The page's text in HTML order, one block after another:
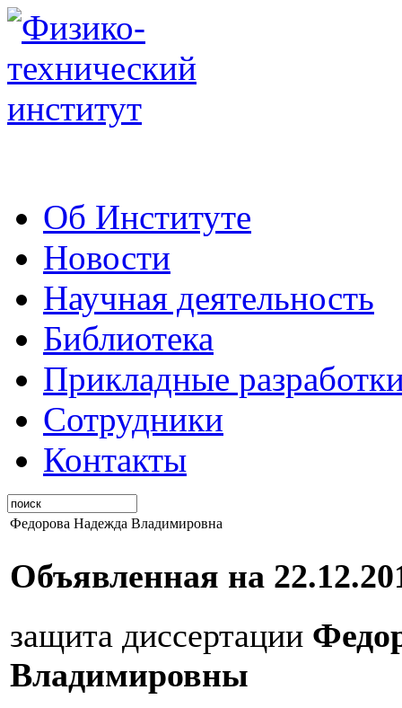
Об Институте
Новости
Научная деятельность
Библиотека
Прикладные
Сотрудники
Контакты
Федорова Надежда Владимировна
Объявленная на
защита диссертации
Владимировны